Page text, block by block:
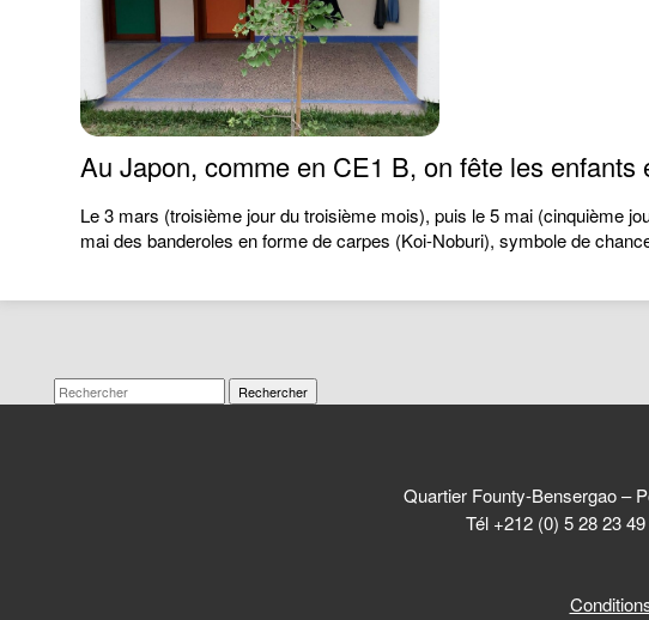
Au Japon, comme en CE1 B, on fête les enfants
Le 3 mars (troisième jour du troisième mois), puis le 5 mai (cinquième
mai des banderoles en forme de carpes (Koi-Noburi), symbole de
Rechercher
Quartier Founty-Bensergao –
Tél +212 (0) 5 28 23